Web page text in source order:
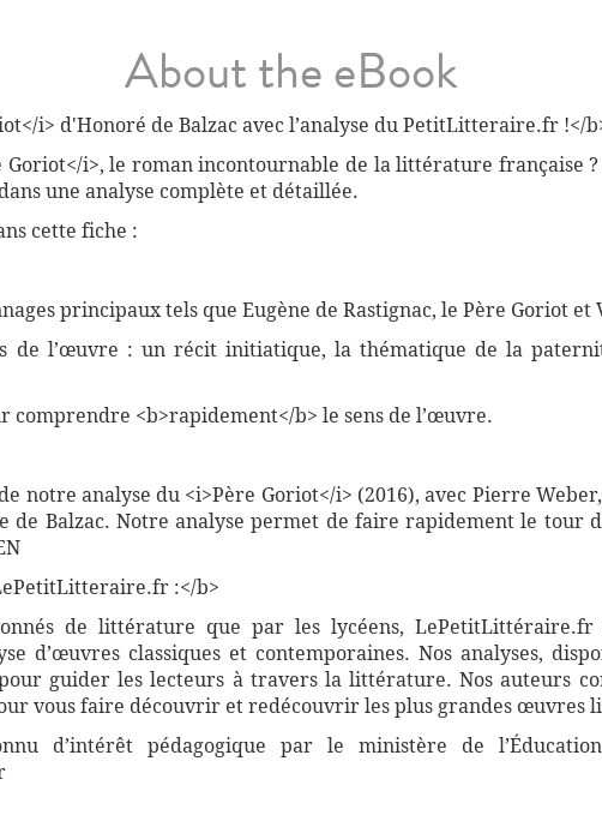
About the eBook
i> d'Honoré de Balzac avec l’analyse du PetitLitteraire.fr !</
i>, le roman incontournable de la littérature française
une analyse complète et détaillée.
cette fiche :
principaux tels que Eugène de Rastignac, le Père Goriot et
de l’œuvre : un récit initiatique, la thématique de la
comprendre <b>rapidement</b> le sens de l’œuvre.
notre analyse du <i>Père Goriot</i> (2016), avec Pierre
de Balzac. Notre analyse permet de faire rapidement le tour
:</b>
de littérature que par les lycéens, LePetitLittéraire.fr
d’œuvres classiques et contemporaines. Nos analyses,
guider les lecteurs à travers la littérature. Nos auteurs
vous faire découvrir et redécouvrir les plus grandes œuvres
d’intérêt pédagogique par le ministère de